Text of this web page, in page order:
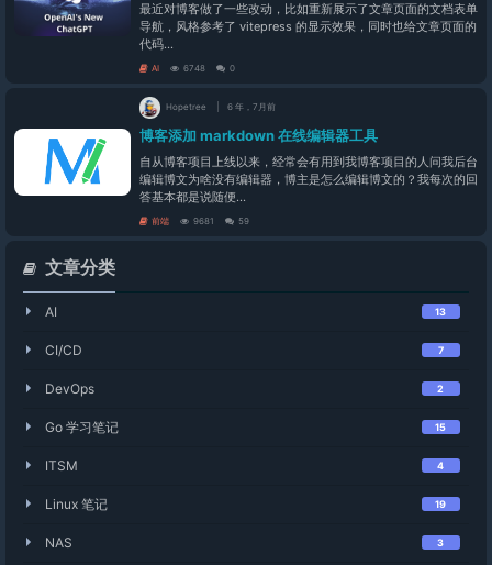
最近对博客做了一些改动，比如重新展示了文章页面的文档表单
导航，风格参考了 vitepress 的显示效果，同时也给文章页面的
代码...
AI 6748 0
Hopetree 6 年，7月前
博客添加 markdown 在线编辑器工具
自从博客项目上线以来，经常会有用到我博客项目的人问我后台
编辑博文为啥没有编辑器，博主是怎么编辑博文的？我每次的回
答基本都是说随便...
前端 9681 59
文章分类
AI 13
CI/CD 7
DevOps 2
Go 学习笔记 15
ITSM 4
Linux 笔记 19
NAS 3